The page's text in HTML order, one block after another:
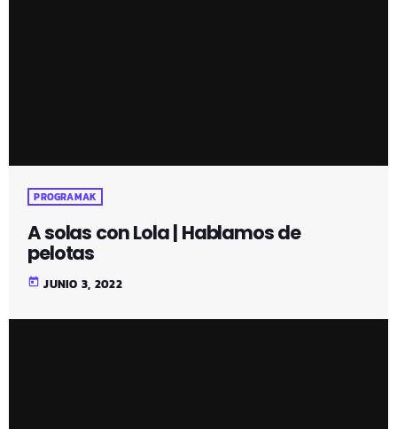
PROGRAMAK
A solas con Lola | Hablamos de
pelotas
today JUNIO 3, 2022